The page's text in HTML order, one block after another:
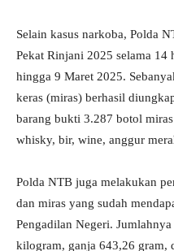
Selain kasus narkoba, Polda
Pekat Rinjani 2025 selama
hingga 9 Maret 2025.
keras (miras) berhasil
barang bukti 3.287 botol
whisky, bir, wine, anggur
Polda NTB juga melakukan
dan miras yang sudah
Pengadilan Negeri.
kilogram, ganja 643,26 gram,